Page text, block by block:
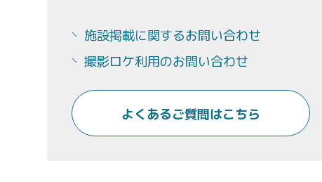
施設掲載に関するお問い合わせ
撮影ロケ利用のお問い合わせ
よくあるご質問はこちら